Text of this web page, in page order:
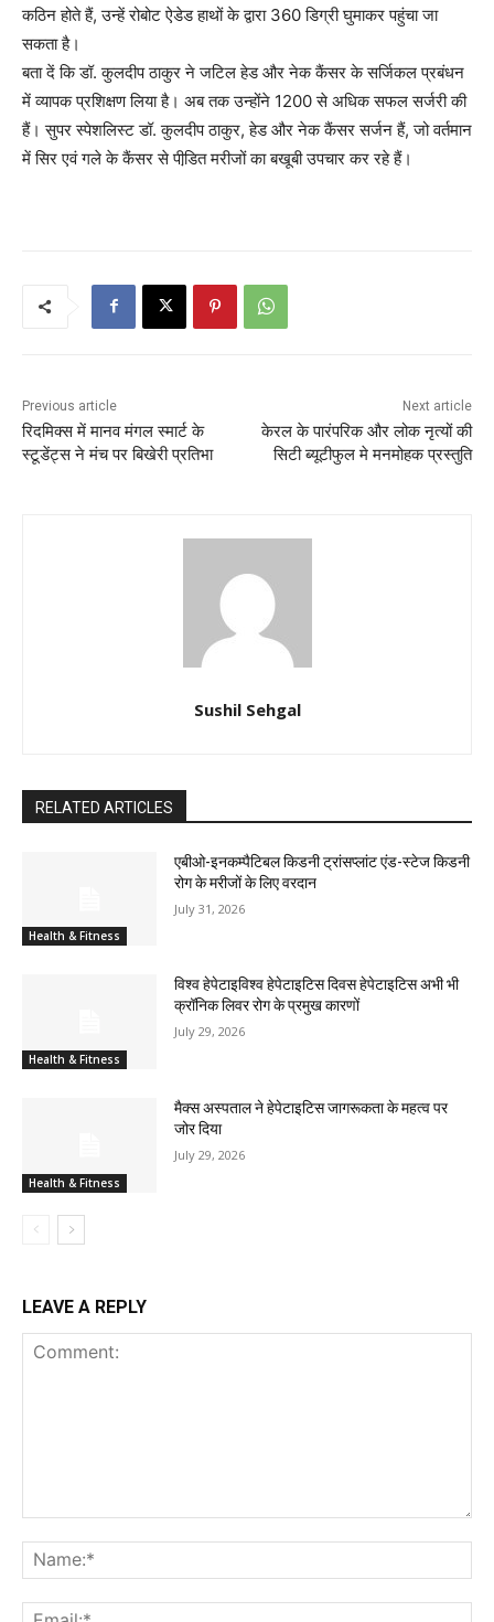
कठिन होते हैं, उन्हें रोबोट ऐडेड हाथों के द्वारा 360 डिग्री घुमाकर पहुंचा जा
सकता है।
बता दें कि डॉ. कुलदीप ठाकुर ने जटिल हेड और नेक कैंसर के सर्जिकल प्रबंधन
में व्यापक प्रशिक्षण लिया है। अब तक उन्होंने 1200 से अधिक सफल सर्जरी की
हैं। सुपर स्पेशलिस्ट डॉ. कुलदीप ठाकुर, हेड और नेक कैंसर सर्जन हैं, जो वर्तमान
में सिर एवं गले के कैंसर से पीडि़त मरीजों का बखूबी उपचार कर रहे हैं।
Previous article
रिदमिक्स में मानव मंगल स्मार्ट के
स्टूडेंट्स ने मंच पर बिखेरी प्रतिभा
Next article
केरल के पारंपरिक और लोक नृत्यों की
सिटी ब्यूटीफुल मे मनमोहक प्रस्तुति
Sushil Sehgal
RELATED ARTICLES
Health & Fitness
एबीओ-इनकम्पैटिबल किडनी ट्रांसप्लांट एंड-स्टेज किडनी
रोग के मरीजों के लिए वरदान
July 31, 2026
Health & Fitness
विश्व हेपेटाइविश्व हेपेटाइटिस दिवस हेपेटाइटिस अभी भी
क्रॉनिक लिवर रोग के प्रमुख कारणों
July 29, 2026
Health & Fitness
मैक्स अस्पताल ने हेपेटाइटिस जागरूकता के महत्व पर
जोर दिया
July 29, 2026
LEAVE A REPLY